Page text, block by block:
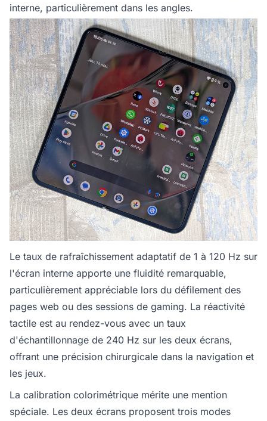
interne, particulièrement dans les angles.
Le taux de rafraîchissement adaptatif de 1 à 120 Hz sur
l'écran interne apporte une fluidité remarquable,
particulièrement appréciable lors du défilement des
pages web ou des sessions de gaming. La réactivité
tactile est au rendez-vous avec un taux
d'échantillonnage de 240 Hz sur les deux écrans,
offrant une précision chirurgicale dans la navigation et
les jeux.
La calibration colorimétrique mérite une mention
spéciale. Les deux écrans proposent trois modes